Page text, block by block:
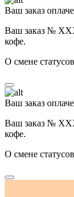
Ваш заказ
Ваш заказ №
кофе.
О смене
Ваш заказ
Ваш заказ №
кофе.
О смене